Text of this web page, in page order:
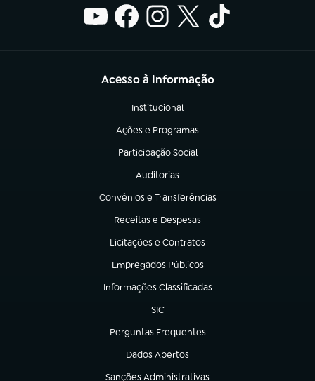
Acesso à Informação
Institucional
(abre em nova aba)
Ações e Programas
(abre em nova aba)
Participação Social
(abre em nova aba)
Auditorias
(abre em nova aba)
Convênios e Transferências
(abre em nova aba)
Receitas e Despesas
(abre em nova aba)
Licitações e Contratos
(abre em nova aba)
Empregados Públicos
(abre em nova aba)
Informações Classificadas
(abre em nova aba)
SIC
(abre em nova aba)
Perguntas Frequentes
(abre em nova aba)
Dados Abertos
(abre em nova aba)
Sanções Administrativas